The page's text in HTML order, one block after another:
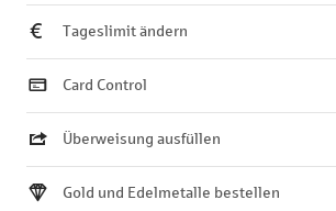
Tageslimit ändern
Card Control
Überweisung ausfüllen
Gold und Edelmetalle bestellen